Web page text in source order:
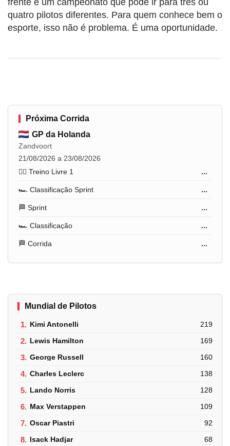
quatro pilotos diferentes. Para quem conhece bem o
esporte, isso não é problema. É uma oportunidade.
Próxima Corrida
GP da Holanda
Zandvoort
21/08/2026 a 23/08/2026
🏋️‍♂️ Treino Livre 1
...
🏎️ Classificação Sprint ...
🏁 Sprint ...
🏎️ Classificação ...
🏁 Corrida ...
Mundial de Pilotos
1. Kimi Antonelli 219
2. Lewis Hamilton 169
3. George Russell 160
4. Charles Leclerc 138
5. Lando Norris 128
6. Max Verstappen 109
7. Oscar Piastri 92
8. Isack Hadjar 68